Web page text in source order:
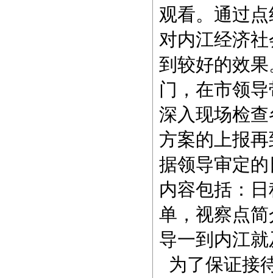
观看。通过
对内江经济
到较好的效
门，在市领
深入现场检
方案的上报
据领导审定
内容包括：
单，视察点
导一到内江
为了保证接